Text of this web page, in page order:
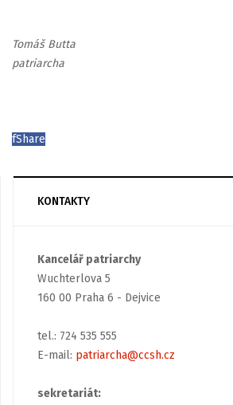
Tomáš Butta
patriarcha
fShare
KONTAKTY
Kancelář patriarchy
Wuchterlova 5
160 00 Praha 6 - Dejvice
tel.: 724 535 555
E-mail: patriarcha@ccsh.cz
sekretariát: